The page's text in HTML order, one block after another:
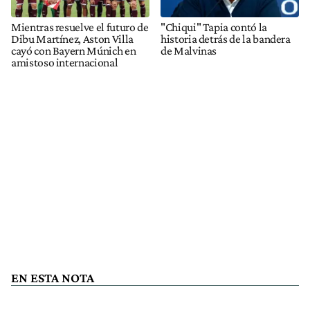
Mientras resuelve el futuro de
Dibu Martínez, Aston Villa
cayó con Bayern Múnich en
amistoso internacional
"Chiqui" Tapia contó la
historia detrás de la bandera
de Malvinas
EN ESTA NOTA